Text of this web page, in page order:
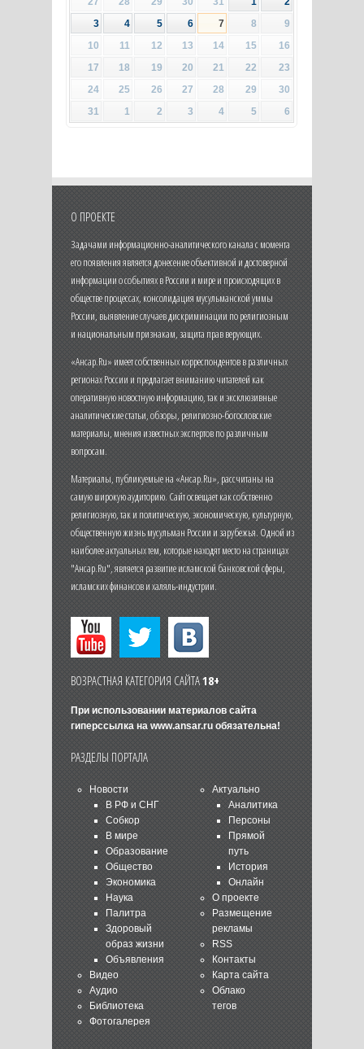
3
4 5 6 7 8
9
10
11 12 13 14 15
16
17
18 19 20 21 22
23
24
25 26 27 28 29
30
31
1 2 3 4 5 6
О ПРОЕКТЕ
Задачами информационно-аналитического канала с момента
его появления является донесение объективной и достоверной
информации о событиях в России и мире и происходящих в
обществе процессах, консолидация мусульманской уммы
России, выявление случаев дискриминации по религиозным
и национальным признакам, защита прав верующих.
«Ансар.Ru» имеет собственных корреспондентов в различных
регионах России и предлагает вниманию читателей как
оперативную новостную информацию, так и эксклюзивные
аналитические статьи, обзоры, религиозно-богословские
материалы, мнения известных экспертов по различным
вопросам.
Материалы, публикуемые на «Ансар.Ru», рассчитаны на
самую широкую аудиторию. Сайт освещает как собственно
религиозную, так и политическую, экономическую, культурную,
общественную жизнь мусульман России и зарубежья. Одной из
наиболее актуальных тем, которые находят место на страницах
"Ансар.Ru", является развитие исламской банковской сферы,
исламских финансов и халяль-индустрии.
ВОЗРАСТНАЯ КАТЕГОРИЯ САЙТА18+
При использовании материалов сайта
гиперссылка на www.ansar.ruобязательна!
РАЗДЕЛЫ ПОРТАЛА
Новости
В РФ и СНГ
Собкор
В мире
Образование
Общество
Экономика
Наука
Палитра
Здоровый
образ жизни
Объявления
Видео
Аудио
Библиотека
Фотогалерея
Актуально
Аналитика
Персоны
Прямой
путь
История
Онлайн
О проекте
Размещение
рекламы
RSS
Контакты
Карта сайта
Облако
тегов